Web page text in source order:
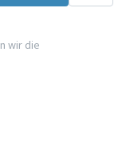
wir die